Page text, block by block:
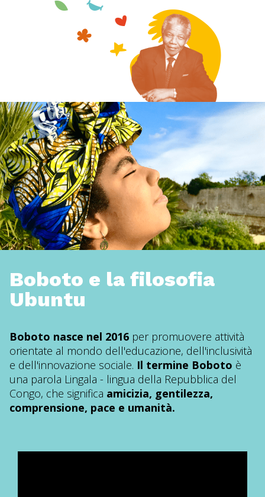
Boboto e la filosofia
Ubuntu
Boboto nasce nel 2016 per promuovere attività
orientate al mondo dell'educazione, dell'inclusività
e dell'innovazione sociale. Il termine Boboto è
una parola Lingala - lingua della Repubblica del
Congo, che significa amicizia, gentilezza,
comprensione, pace e umanità.